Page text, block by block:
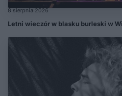
8 sierpnia 2026
Letni wieczór w blasku burleski w